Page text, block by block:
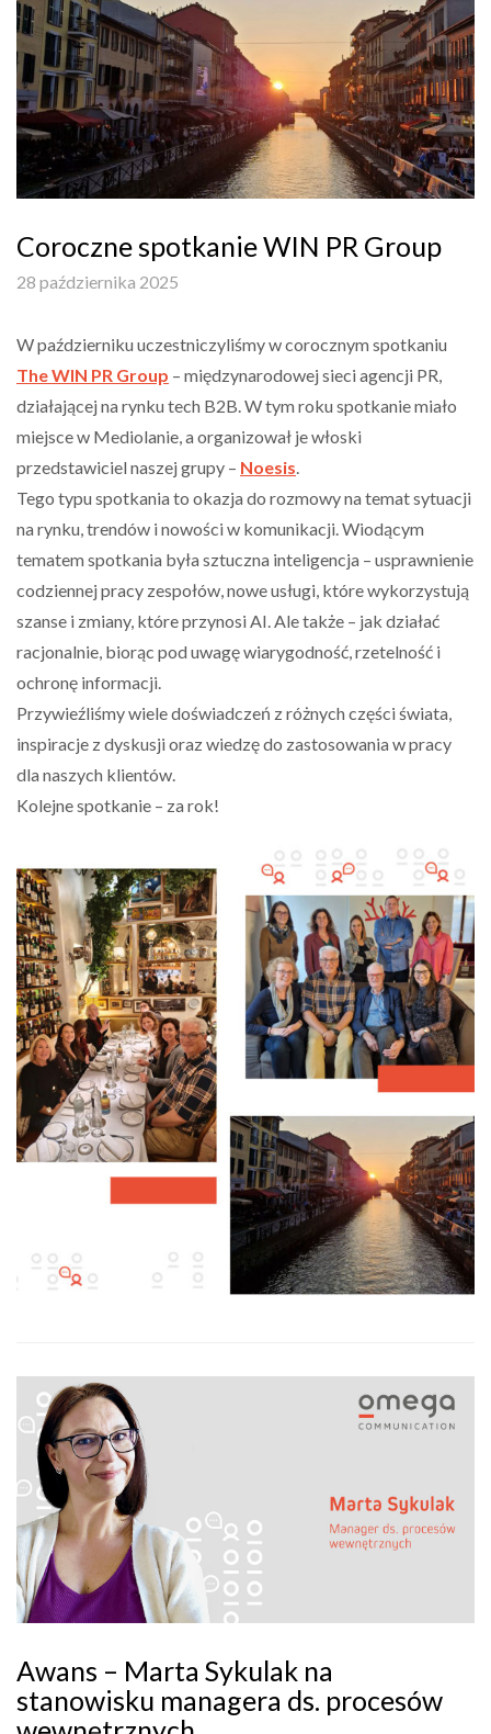
Coroczne spotkanie WIN PR Group
28 października 2025
W październiku uczestniczyliśmy w corocznym spotkaniu
The WIN PR Group – międzynarodowej sieci agencji PR,
działającej na rynku tech B2B. W tym roku spotkanie miało
miejsce w Mediolanie, a organizował je włoski
przedstawiciel naszej grupy – Noesis
Tego typu spotkania to okazja do rozmowy na temat sytuacji
na rynku, trendów i nowości w komunikacji. Wiodącym
tematem spotkania była sztuczna inteligencja – usprawnienie
codziennej pracy zespołów, nowe usługi, które wykorzystują
szanse i zmiany, które przynosi AI. Ale także – jak działać
racjonalnie, biorąc pod uwagę wiarygodność, rzetelność i
ochronę informacji.
Przywieźliśmy wiele doświadczeń z różnych części świata,
inspiracje z dyskusji oraz wiedzę do zastosowania w pracy
dla naszych klientów.
Kolejne spotkanie – za rok!
Awans – Marta Sykulak na
stanowisku managera ds. procesów